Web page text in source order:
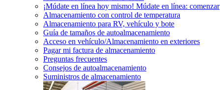
¡Múdate en línea hoy mismo! Múdate en línea: comenzar
Almacenamiento con control de temperatura
Almacenamiento para RV, vehículo y bote
Guía de tamaños de autoalmacenamiento
Acceso en vehículo/Almacenamiento en exteriores
Pagar mi factura de almacenamiento
Preguntas frecuentes
Consejos de autoalmacenamiento
Suministros de almacenamiento